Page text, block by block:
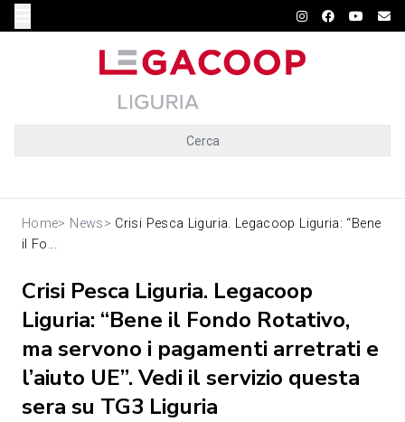
Cerca
Home> News> Crisi Pesca Liguria. Legacoop Liguria: “Bene
il Fo...
Crisi Pesca Liguria. Legacoop
Liguria: “Bene il Fondo Rotativo,
ma servono i pagamenti arretrati e
l’aiuto UE”. Vedi il servizio questa
sera su TG3 Liguria